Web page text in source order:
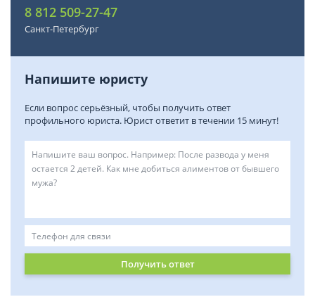
8 812 509-27-47
Санкт-Петербург
Напишите юристу
Если вопрос серьёзный, чтобы получить ответ
профильного юриста. Юрист ответит в течении 15 минут!
Получить ответ